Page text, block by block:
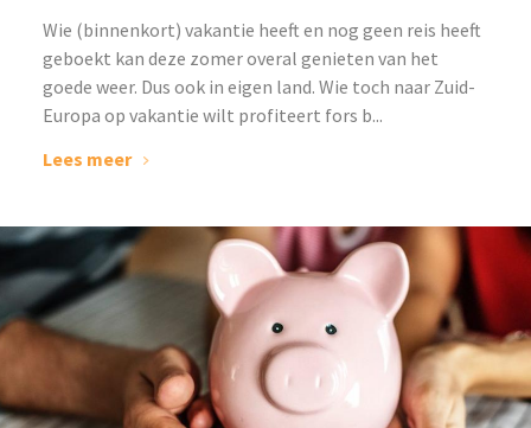
Wie (binnenkort) vakantie heeft en nog geen reis heeft
geboekt kan deze zomer overal genieten van het
goede weer. Dus ook in eigen land. Wie toch naar Zuid-
Europa op vakantie wilt profiteert fors b...
Lees meer